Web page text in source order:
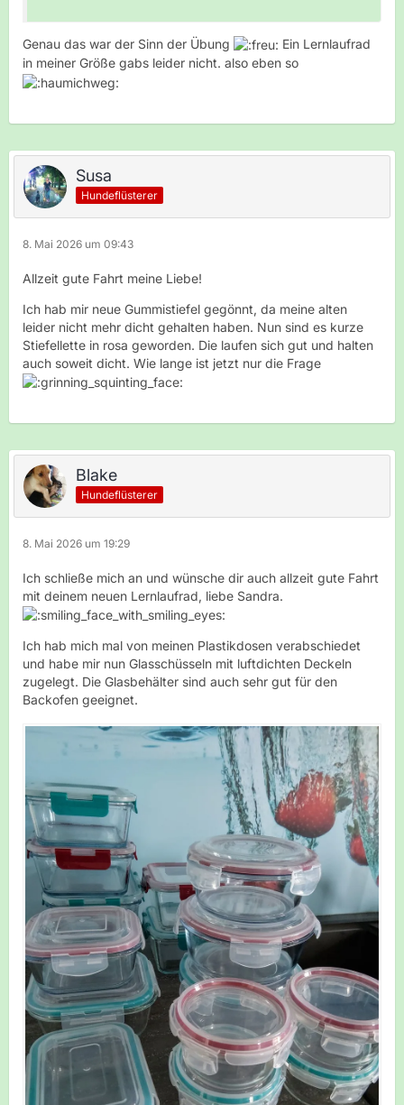
Genau das war der Sinn der Übung
Ein Lernlaufrad
in meiner Größe gabs leider nicht. also eben so
Susa
Hundeflüsterer
8. Mai 2026 um 09:43
Allzeit gute Fahrt meine Liebe!
Ich hab mir neue Gummistiefel gegönnt, da meine alten
leider nicht mehr dicht gehalten haben. Nun sind es kurze
Stiefellette in rosa geworden. Die laufen sich gut und halten
auch soweit dicht. Wie lange ist jetzt nur die Frage
Blake
Hundeflüsterer
8. Mai 2026 um 19:29
Ich schließe mich an und wünsche dir auch allzeit gute Fahrt
mit deinem neuen Lernlaufrad, liebe Sandra.
Ich hab mich mal von meinen Plastikdosen verabschiedet
und habe mir nun Glasschüsseln mit luftdichten Deckeln
zugelegt. Die Glasbehälter sind auch sehr gut für den
Backofen geeignet.